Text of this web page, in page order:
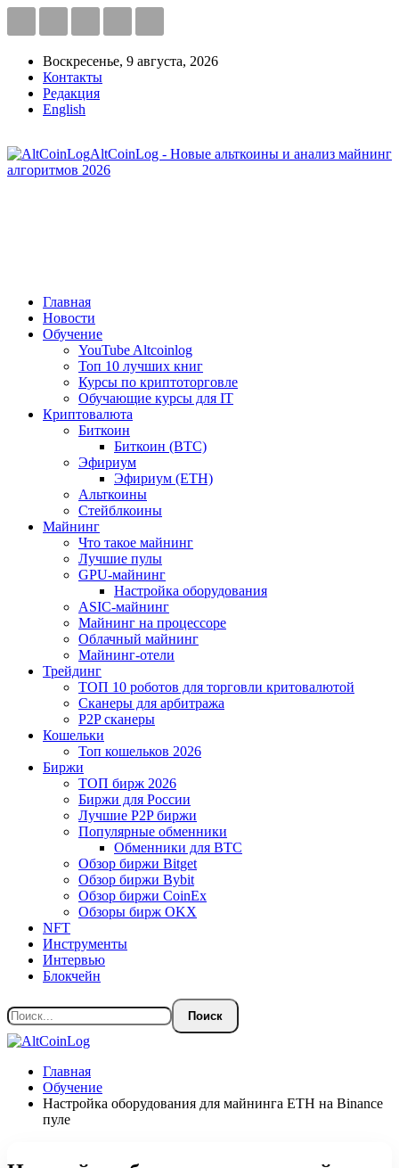
Воскресенье, 9 августа, 2026
Контакты
Редакция
English
AltCoinLog - Новые альткоины и анализ майнинг
алгоритмов 2026
Главная
Новости
Обучение
YouTube Altcoinlog
Топ 10 лучших книг
Курсы по криптоторговле
Обучающие курсы для IT
Криптовалюта
Биткоин
Биткоин (BTC)
Эфириум
Эфириум (ETH)
Альткоины
Стейблкоины
Майнинг
Что такое майнинг
Лучшие пулы
GPU-майнинг
Настройка оборудования
ASIC-майнинг
Майнинг на процессоре
Облачный майнинг
Майнинг-отели
Трейдинг
ТОП 10 роботов для торговли критовалютой
Сканеры для арбитража
P2P сканеры
Кошельки
Топ кошельков 2026
Биржи
ТОП бирж 2026
Биржи для России
Лучшие P2P биржи
Популярные обменники
Обменники для BTC
Обзор биржи Bitget
Обзор биржи Bybit
Обзор биржи CoinEx
Обзоры бирж OKX
NFT
Инструменты
Интервью
Блокчейн
Главная
Обучение
Настройка оборудования для майнинга ETН на Binance
пуле